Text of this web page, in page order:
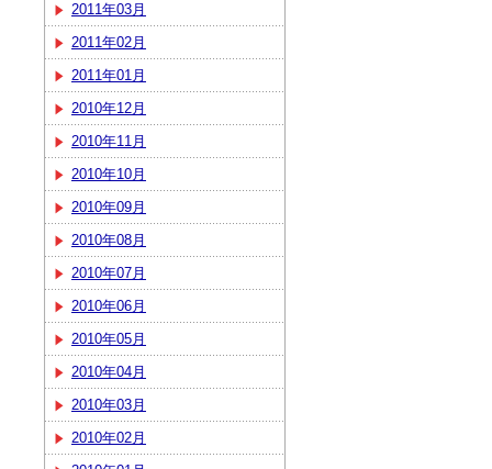
2011年03月
2011年02月
2011年01月
2010年12月
2010年11月
2010年10月
2010年09月
2010年08月
2010年07月
2010年06月
2010年05月
2010年04月
2010年03月
2010年02月